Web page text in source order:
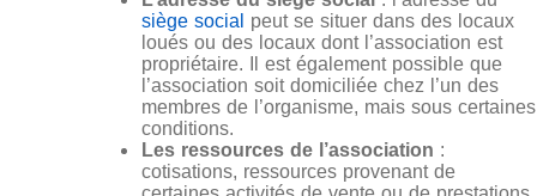
siège social peut se situer dans des locaux
loués ou des locaux dont l’association est
propriétaire. Il est également possible que
l’association soit domiciliée chez l’un des
membres de l’organisme, mais sous certaines
conditions.
Les ressources de l’association :
cotisations, ressources provenant de